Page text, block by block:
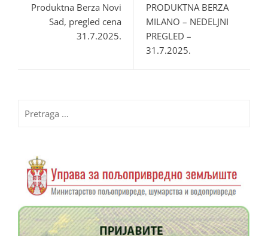
Produktna Berza Novi
Sad, pregled cena
31.7.2025.
PRODUKTNA BERZA
MILANO – NEDELJNI
PREGLED –
31.7.2025.
za: